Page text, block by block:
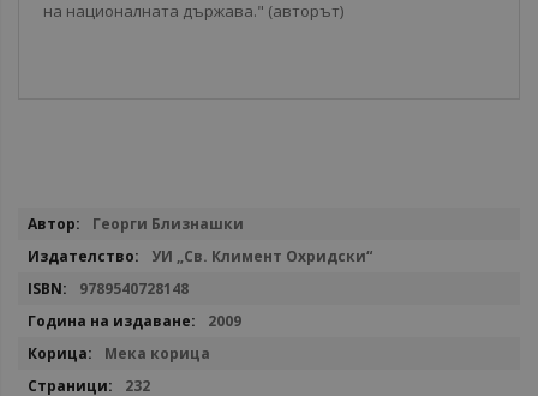
на националната държава." (авторът)
Повече
Георги Близнашки
УИ „Св. Климент Охридски“
9789540728148
2009
Мека корица
232